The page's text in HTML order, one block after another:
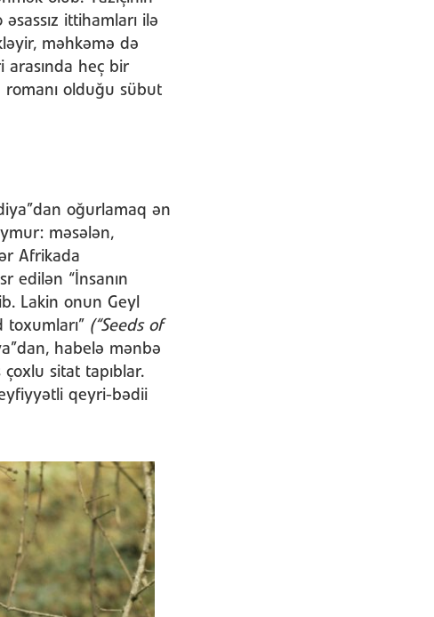
ittihamları ilə
məhkəmə də
arasında heç bir
romanı olduğu sübut
oğurlamaq ən
məsələn,
Afrikada
edilən “İnsanın
Lakin onun Geyl
toxumları” (“Seeds of
habelə mənbə
sitat tapıblar.
qeyri-bədii